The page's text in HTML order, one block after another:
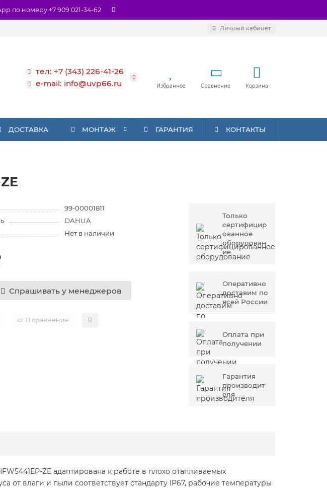
по номеру +7 909 021-34-62
Личный кабинет
тел: +7 (343) 226-41-26
e-mail: info@uvp66.ru
Избранное Сравнение Корзина
ДОСТАВКА МОНТАЖ ГАРАНТИЯ КОНТАКТЫ
99-00001811
DAHUA
Нет в наличии
Спрашивать у менеджеров
В сравнение
Только
сертифицир
ованное
оборудован
ие
Оперативно
доставим по
всей России
Оплата при
получении
Гарантия
производит
еля
ZE адаптирована к работе в плохо отапливаемых
от влаги и пыли соответствует стандарту IP67, рабочие температуры